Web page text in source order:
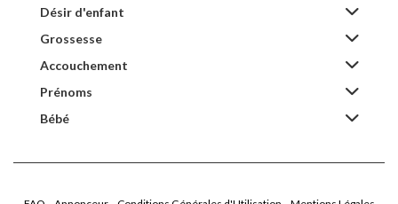
Désir d'enfant
Grossesse
Accouchement
Prénoms
Bébé